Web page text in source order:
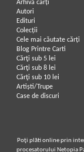
L. Frank Baum -
Pret:10,00Lei
Adaugă în coș
Arhivă carți
Autori
Edituri
Colecții
Cele mai căutate cărți
Blog Printre Carti
Cărţi sub 5 lei
Cărţi sub 8 lei
Cărţi sub 10 lei
Artiști/Trupe
Case de discuri
Poţi plăti online prin
procesatorului Netopia